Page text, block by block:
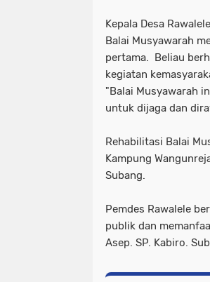
Kepala Desa
Balai Musyawarah
pertama. Beliau
kegiatan
"Balai Musyawarah
untuk dijaga dan
Rehabilitasi Balai
Kampung
Subang.
Pemdes Rawalele
publik dan
Asep. SP. Kabiro.